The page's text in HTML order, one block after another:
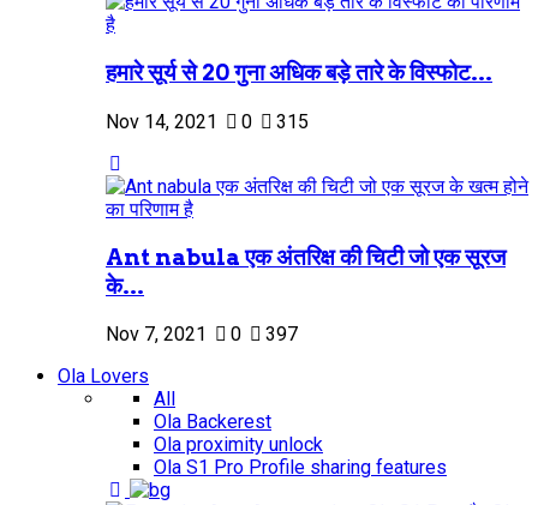
हमारे सूर्य से 20 गुना अधिक बड़े तारे के विस्फोट...
Nov 14, 2021 0 315
Ant nabula एक अंतरिक्ष की चिटी जो एक सूरज
के...
Nov 7, 2021 0
397
Ola Lovers
All
Ola Backerest
Ola proximity unlock
Ola S1 Pro Profile sharing features